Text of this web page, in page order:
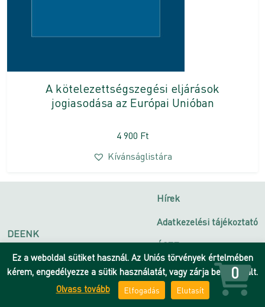
A kötelezettségszegési eljárások
jogiasodása az Európai Unióban
4 900 Ft
Kívánságlistára
DEENK
Debreceni Egyetem
Hírek
Adatkezelési tájékoztató
ÁSZF
Impresszum
Kapcsolat
Ez a weboldal sütiket használ. Az Uniós törvények értelmében
kérem, engedélyezze a sütik használatát, vagy zárja be az oldalt.
Olvass tovább
Elfogadás Elutasít
0